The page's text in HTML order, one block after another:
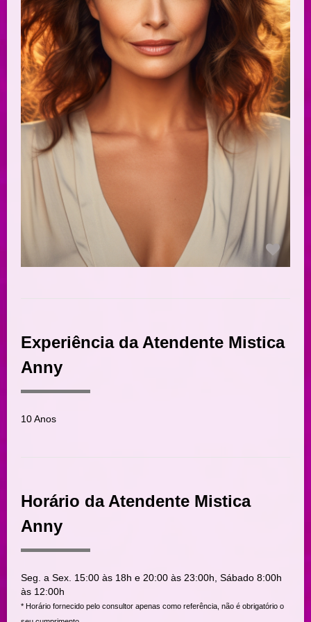
Experiência da Atendente Mistica
Anny
10 Anos
Horário da Atendente Mistica
Anny
Seg. a Sex. 15:00 às 18h e 20:00 às 23:00h, Sábado 8:00h
às 12:00h
* Horário fornecido pelo consultor apenas como referência, não é obrigatório o